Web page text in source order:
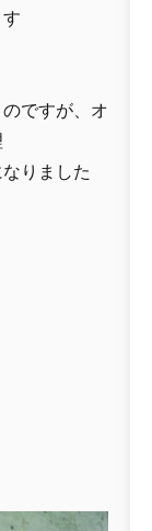
ですが、オ
りました